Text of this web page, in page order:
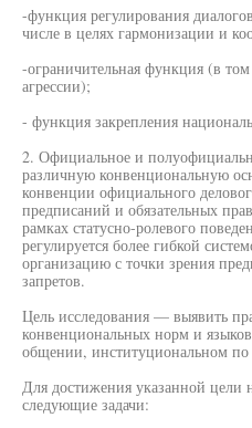
-функция регулирования
числе в целях гармонизации и
-ограничительная функция (в
агрессии);
- функция закрепления
2. Официальное и
различную конвенциональную
конвенции официального
предписаний и обязательных
рамках статусно-ролевого
регулируется более гибкой
организацию с точки зрения
запретов.
Цель исследования — выявить
конвенциональных норм и
общении, институциональном по
Для достижения указанной цели
следующие задачи: